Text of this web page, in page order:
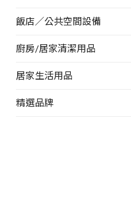
飯店／公共空間設備
廚房/居家清潔用品
居家生活用品
精選品牌